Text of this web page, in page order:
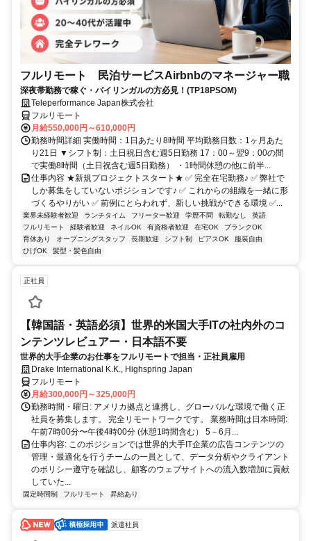
フルリモート 民泊サービスAirbnbのマネージャー職
深夜帯勤務で稼ぐ・バイリンガルの方必見！(TP18PSOM)
Teleperformance Japan株式会社
フルリモート
月給550,000円～610,000円
勤務時間詳細 実働時間：1日あたり8時間 平均勤務日数：1ヶ月あた
り21日 ▼シフト制：土日祝日含む週5日勤務 17：00～翌9：00の間
で実働8時間（土日祝含む週5日勤務） ・1時間休憩の他に前半...
仕事内容 ★新規プロジェクトスタート★ ✅ 完全在宅勤務♪ ✅ 弊社で
しか募集をしていないポジションです♪ ✅ これからの組織を一緒に形
づくるやりがい ✅ 前例にとらわれず、新しい挑戦ができる環境 ✅...
業界未経験者歓迎 ランチタイム フリーター歓迎 学歴不問 転勤なし
英語
フルリモート
経験者歓迎 ネイルOK 有資格者歓迎 在宅OK
ブランクOK
育休あり
オープニングスタッフ 長期歓迎 シフト制 ピアスOK
服装自由
ひげOK
髪型・髪色自由
正社員
【韓国語・英語必須】世界的米国大手ITの社内外のコ
ンテンツレビュアー・日本語不要
世界的大手企業のお仕事をフルリモートで担当・正社員雇用
Drake International K.K., Highspring Japan
フルリモート
月給300,000円～325,000円
勤務時間・曜日: アメリカ拠点と連携し、グローバルな環境で働く正
社員を募集します。 完全リモートワークです。 業務時間は日本時間:
午前7時00分〜午後4時00分 (休憩1時間含む） 5－6月...
仕事内容: このポジションでは世界的大手IT企業の広告コンテンツの
管理・最適化を行うチームの一員として、データ分析やクライアント
のポリシー遵守を確認し、顧客のウェブサイトへの流入数増加に貢献
していた...
固定時間制 フルリモート 昇給あり
派遣社員